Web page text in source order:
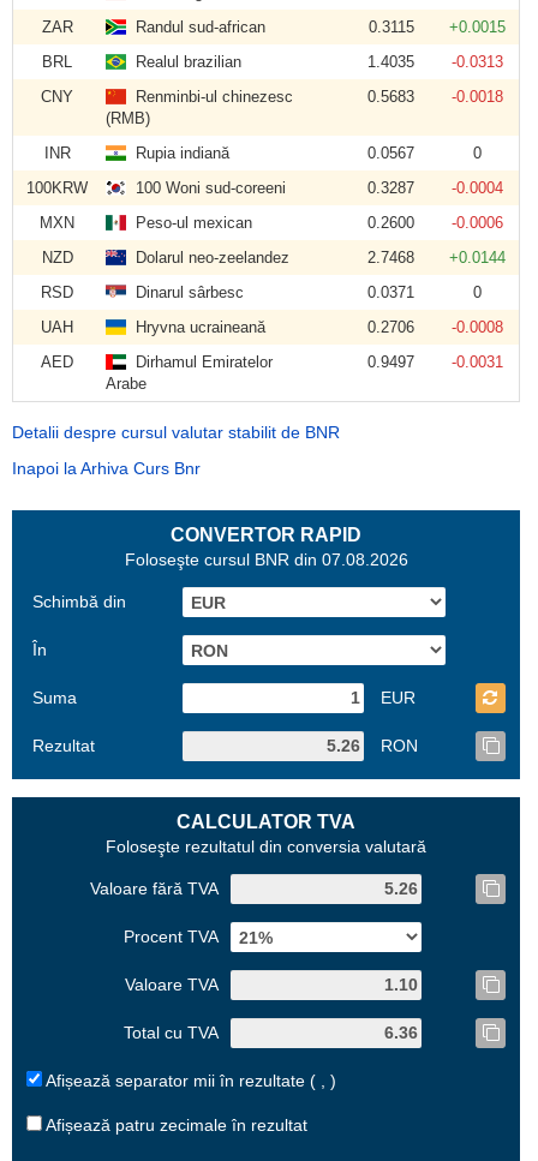
ZAR
Randul sud-african 0.3115
+0.0015
BRL
Realul brazilian 1.4035
-0.0313
CNY
Renminbi-ul chinezesc
(RMB)
0.5683 -0.0018
INR Rupia indiană 0.0567
0
100KRW
100 Woni sud-coreeni 0.3287
-0.0004
MXN
Peso-ul mexican 0.2600
-0.0006
NZD
Dolarul neo-zeelandez 2.7468
+0.0144
RSD
Dinarul sârbesc 0.0371
0
UAH
Hryvna ucraineană 0.2706
-0.0008
AED
Dirhamul Emiratelor
Arabe
0.9497 -0.0031
Detalii despre cursul valutar stabilit de BNR
Inapoi la Arhiva Curs Bnr
CONVERTOR RAPID
Foloseşte cursul BNR din 07.08.2026
Schimbă din
În
Suma EUR
Rezultat RON
CALCULATOR TVA
Foloseşte rezultatul din conversia valutară
Valoare fără TVA
Procent TVA
Valoare TVA
Total cu TVA
Afișează separator mii în rezultate ( , )
Afișează patru zecimale în rezultat